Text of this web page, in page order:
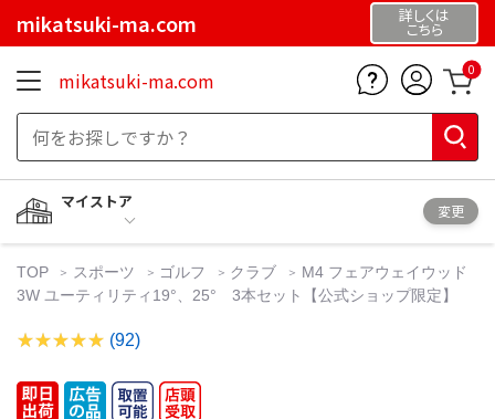
mikatsuki-ma.com 詳しくは
こちら
mikatsuki-ma.com 0
マイストア
変更
TOP スポーツ ゴルフ クラブ
M4 フェアウェイウッド
3W ユーティリティ19°、25° 3本セット【公式ショップ限定】
(92)